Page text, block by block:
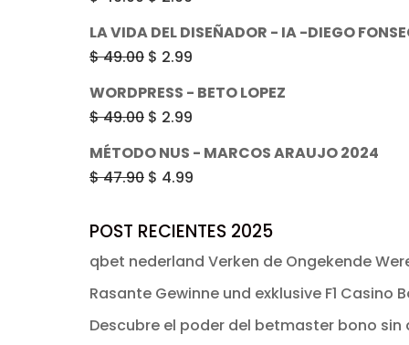
era:
$ 49.00.$ 2.99.
original
era:
$ 49.00.
precio
$ 2.99.
LA VIDA DEL DISEÑADOR - IA -DIEGO
$49.00 El
original
era:
$ 49.00.
$ 2.99
$ 2.99.
WORDPRESS - BETO LOPEZ
$49.00 El
original
era:
$ 2.99
MÉTODO NUS - MARCOS ARAUJO 2024
$47.90 El
original
era:
$ 4.99
actual
es:
POST RECIENTES 2025
qbet nederland Verken de Ongekende
Rasante Gewinne und exklusive F1 Casino
Descubre el poder del betmaster bono